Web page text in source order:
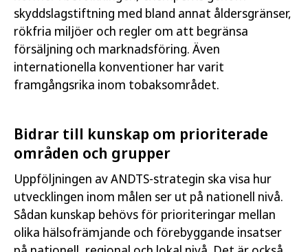
skyddslagstiftning med bland annat åldersgränser,
rökfria miljöer och regler om att begränsa
försäljning och marknadsföring. Även
internationella konventioner har varit
framgångsrika inom tobaksområdet.
Bidrar till kunskap om prioriterade
områden och grupper
Uppföljningen av ANDTS-strategin ska visa hur
utvecklingen inom målen ser ut på nationell nivå.
Sådan kunskap behövs för prioriteringar mellan
olika hälsofrämjande och förebyggande insatser